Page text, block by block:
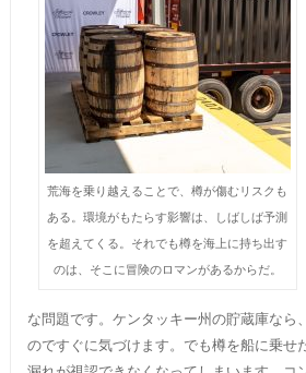
荒海を乗り越えることで、樽が傷むリスクも
ある。環境がもたらす影響は、しばしば予測
を超えてくる。それでも樽を海上に持ち出す
のは、そこに冒険のロマンがあるからだ。
な問題です。ケンタッキー州の貯蔵庫なら
のですぐに気づけます。でも樽を船に乗せ